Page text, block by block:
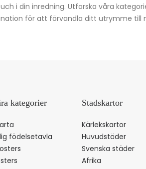
i din inredning. Utforska våra
för att förvandla ditt utrymme till
kategorier
födelsetavla
Stadskartor
Kärlekskartor
Huvudstäder
Svenska städer
Afrika